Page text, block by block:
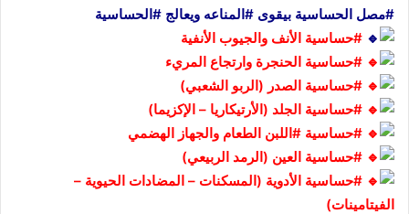
#مصل الحساسية بيقوى #المناعه ويعالج #الحساسية
#حساسية الأنف والجيوب الأنفية
#حساسية الحنجرة وارتجاع المريء
#حساسية الصدر (الربو الشعبي)
#حساسية الجلد (الأرتيكاريا – الإكزيما)
#حساسية #اللبن الطعام والجهاز الهضمي
#حساسية العين (الرمد الربيعي)
#حساسية الأدوية (المسكنات – المضادات الحيوية –
الفيتامينات)